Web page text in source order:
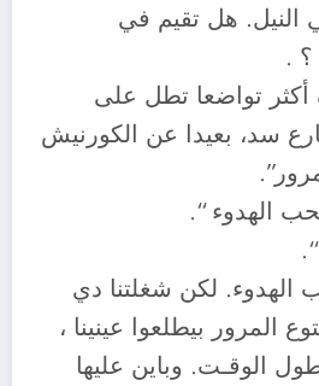
النيل. هل تقيم في
؟ .
تواضعا تطل على
سد، بعيدا عن الكورنيش
الهدوء “.
الهدوء. لكن شغلتنا دي
المرور بيطلعوا عينينا ،
الوقـت. وباين عليها